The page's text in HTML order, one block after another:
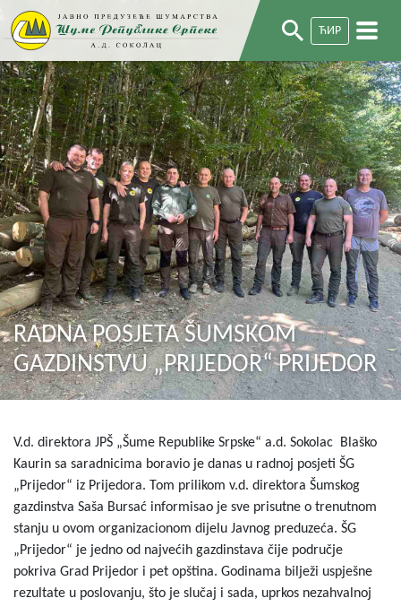
ЋИР
RADNA POSJETA ŠUMSKOM
GAZDINSTVU „PRIJEDOR“ PRIJEDOR
V.d. direktora JPŠ „Šume Republike Srpske“ a.d. Sokolac Blaško
Kaurin sa saradnicima boravio je danas u radnoj posjeti ŠG
„Prijedor“ iz Prijedora. Tom prilikom v.d. direktora Šumskog
gazdinstva Saša Bursać informisao je sve prisutne o trenutnom
stanju u ovom organizacionom dijelu Javnog preduzeća. ŠG
„Prijedor“ je jedno od najvećih gazdinstava čije područje
pokriva Grad Prijedor i pet opština. Godinama bilježi uspješne
rezultate u poslovanju, što je slučaj i sada, uprkos nezahvalnoj